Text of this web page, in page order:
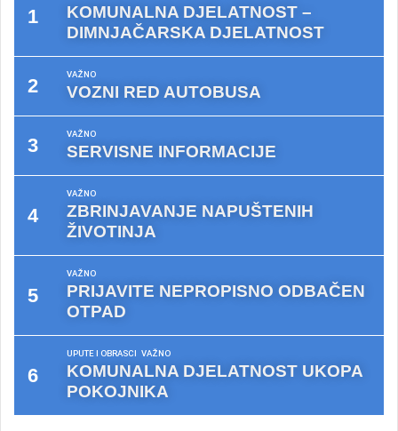
KOMUNALNA DJELATNOST –
DIMNJAČARSKA DJELATNOST
VAŽNO
VOZNI RED AUTOBUSA
VAŽNO
SERVISNE INFORMACIJE
VAŽNO
ZBRINJAVANJE NAPUŠTENIH
ŽIVOTINJA
VAŽNO
PRIJAVITE NEPROPISNO ODBAČEN
OTPAD
UPUTE I OBRASCI VAŽNO
KOMUNALNA DJELATNOST UKOPA
POKOJNIKA